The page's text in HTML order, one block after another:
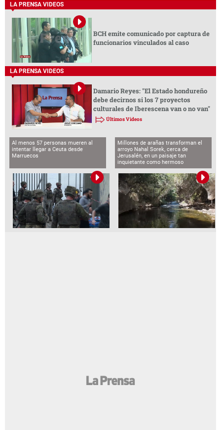
LA PRENSA VIDEOS
BCH emite comunicado por captura de
funcionarios vinculados al caso
LA PRENSA VIDEOS
Damario Reyes: "El Estado hondureño
debe decirnos si los 7 proyectos
culturales de Iberescena van o no van"
Últimos Videos
Al menos 57 personas mueren al
intentar llegar a Ceuta desde
Marruecos
Millones de arañas transforman el
arroyo Nahal Sorek, cerca de
Jerusalén, en un paisaje tan
inquietante como hermoso